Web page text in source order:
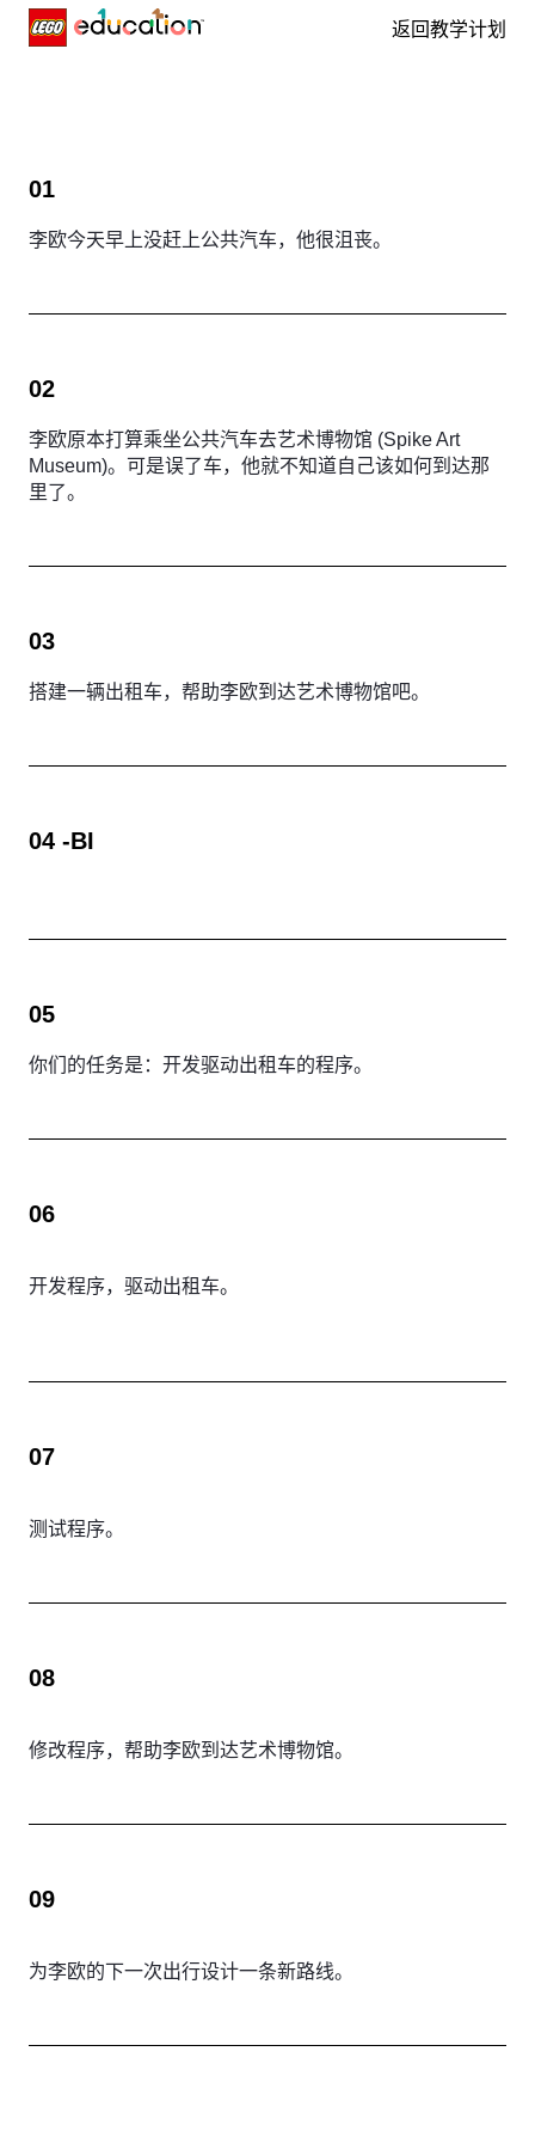
Skip navigation 返回教学计划
01
李欧今天早上没赶上公共汽车，他很沮丧。
02
李欧原本打算乘坐公共汽车去艺术博物馆 (Spike Art
Museum)。可是误了车，他就不知道自己该如何到达那
里了。
03
搭建一辆出租车，帮助李欧到达艺术博物馆吧。
04 -BI
05
你们的任务是：开发驱动出租车的程序。
06
开发程序，驱动出租车。
07
测试程序。
08
修改程序，帮助李欧到达艺术博物馆。
09
为李欧的下一次出行设计一条新路线。